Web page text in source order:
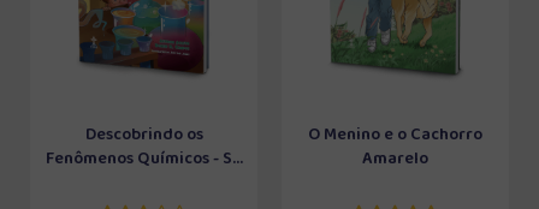
Descobrindo os
Fenômenos Químicos - S...
O Menino e o Cachorro
Amarelo